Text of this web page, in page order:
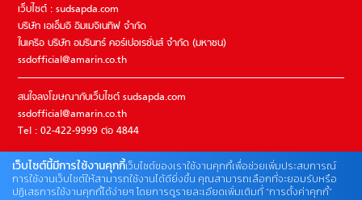
เว็บไซต์ : sudsapda.com
บริษัท เอเอ็มอี อิมเมจิเนทีฟ จำกัด
ในเครือ บริษัท อมรินทร์ คอร์เปอเรชั่นส์ จำกัด (มหาชน)
ssdofficial@amarin.co.th
สนใจลงโฆษณากับเว็บไซต์ sudsapda.com
ssdofficial@amarin.co.th
Tel : 02-422-9999 ต่อ 4844
ติดต่อแจ้งปัญหาหรือร้องเรียน
02-422-9999 ต่อ 4180
เว็บไซต์นี้มีการใช้งานคุกกี้เว็บไซต์ของเราใช้งานคุกกี้เพื่อช่วยเพิ่มประสบการณ์
การใช้งานเว็บไซต์ให้สามารถใช้งานได้ดียิ่งขึ้น คุณสามารถเลือกที่จะยอมรับหรือ
ปฏิเสธการใช้งานคุกกี้ได้ง่ายๆ โดยการดูรายละเอียดเพิ่มเติมที่ “การตั้งค่าคุกกี้”